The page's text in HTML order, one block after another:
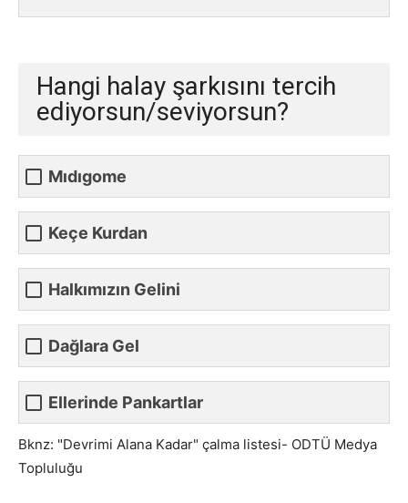
Hangi halay şarkısını tercih
ediyorsun/seviyorsun?
Mıdıgome
Keçe Kurdan
Halkımızın Gelini
Dağlara Gel
Ellerinde Pankartlar
Bknz: "Devrimi Alana Kadar" çalma listesi- ODTÜ Medya
Topluluğu